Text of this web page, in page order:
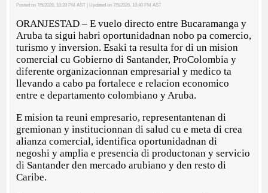
Posted on 7/5/2026, 10:39 PM AST | Updated on 7/5/2026, 10:40 PM AST
ORANJESTAD – E vuelo directo entre Bucaramanga y
Aruba ta sigui habri oportunidadnan nobo pa comercio,
turismo y inversion. Esaki ta resulta for di un mision
comercial cu Gobierno di Santander, ProColombia y
diferente organizacionnan empresarial y medico ta
llevando a cabo pa fortalece e relacion economico
entre e departamento colombiano y Aruba.
E mision ta reuni empresario, representantenan di
gremionan y institucionnan di salud cu e meta di crea
alianza comercial, identifica oportunidadnan di
negoshi y amplia e presencia di productonan y servicio
di Santander den mercado arubiano y den resto di
Caribe.